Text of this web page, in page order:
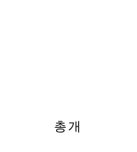
총개